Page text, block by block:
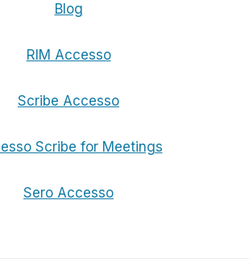
Blog
RIM Accesso
Scribe Accesso
Scribe for Meetings
Sero Accesso